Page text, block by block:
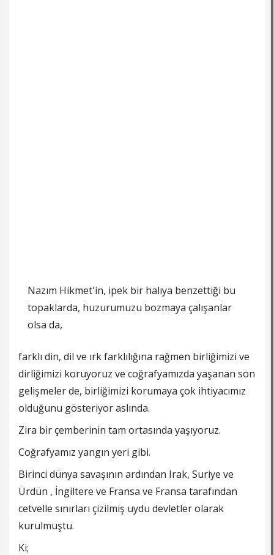
Nazım Hikmet'in, ipek bir halıya benzettiği bu
topaklarda, huzurumuzu bozmaya çalışanlar
olsa da,
farklı din, dil ve ırk farklılığına rağmen birliğimizi ve
dirliğimizi koruyoruz ve coğrafyamızda yaşanan son
gelişmeler de, birliğimizi korumaya çok ihtiyacımız
olduğunu gösteriyor aslında.
Zira bir çemberinin tam ortasında yaşıyoruz.
Coğrafyamız yangın yeri gibi.
Birinci dünya savaşının ardından Irak, Suriye ve
Ürdün , İngiltere ve Fransa ve Fransa tarafından
cetvelle sınırları çizilmiş uydu devletler olarak
kurulmuştu.
Ki;